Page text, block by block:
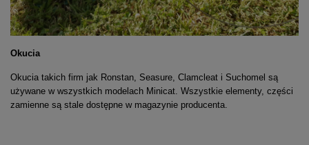
Okucia
Okucia takich firm jak Ronstan, Seasure, Clamcleat i Suchomel są
używane w wszystkich modelach Minicat. Wszystkie elementy, części
zamienne są stale dostępne w magazynie producenta.